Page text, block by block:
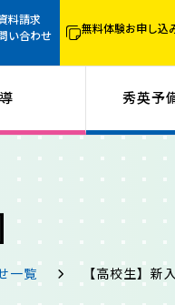
料請求
い合わせ
無料体験お申し込
秀英予
一覧 【高校生】新